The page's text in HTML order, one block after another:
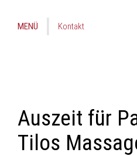
MENÜ Kontakt
Auszeit für
Tilos